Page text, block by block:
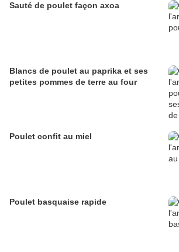
Sauté de poulet façon axoa
Blancs de poulet au paprika et ses
petites pommes de terre au four
Poulet confit au miel
Poulet basquaise rapide